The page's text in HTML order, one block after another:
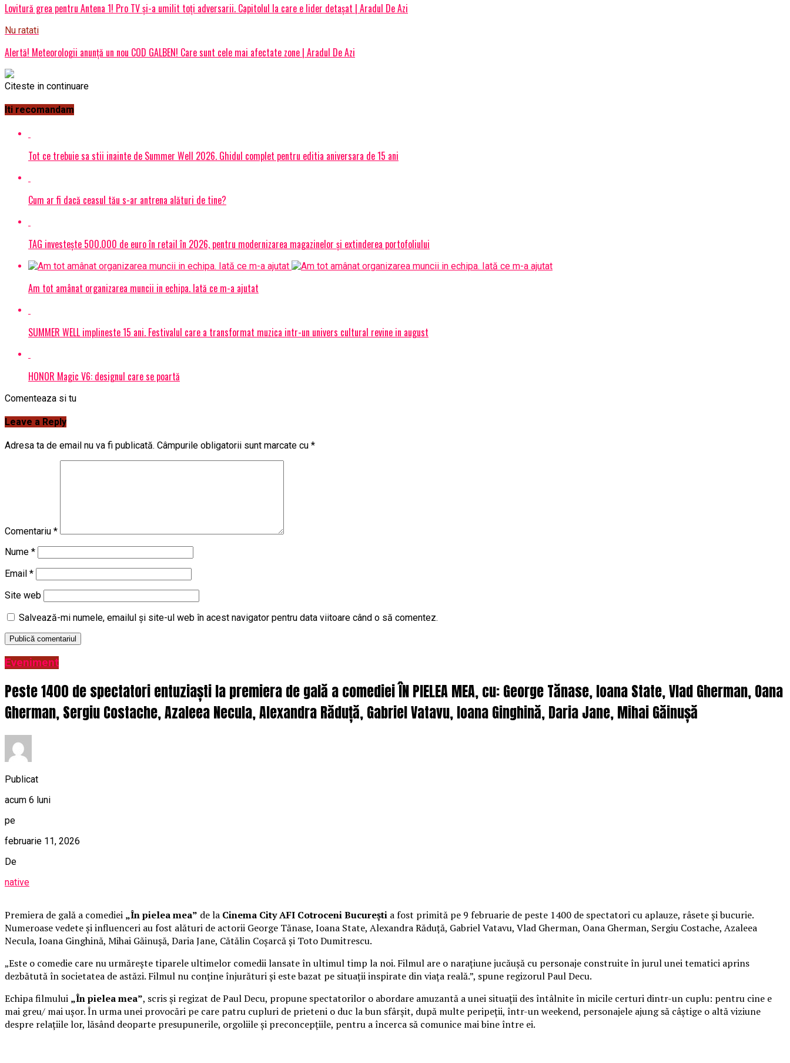
Lovitură grea pentru Antena 1! Pro TV și-a umilit toți adversarii. Capitolul la care e lider detașat | Aradul De Azi
Nu ratati
Alertă! Meteorologii anunță un nou COD GALBEN! Care sunt cele mai afectate zone | Aradul De Azi
Citeste in continuare
Iti recomandam
Tot ce trebuie sa stii inainte de Summer Well 2026. Ghidul complet pentru editia aniversara de 15 ani
Cum ar fi dacă ceasul tău s-ar antrena alături de tine?
TAG investește 500.000 de euro în retail în 2026, pentru modernizarea magazinelor și extinderea portofoliului
Am tot amânat organizarea muncii in echipa. Iată ce m-a ajutat
SUMMER WELL implineste 15 ani. Festivalul care a transformat muzica intr-un univers cultural revine in august
HONOR Magic V6: designul care se poartă
Comenteaza si tu
Leave a Reply
Adresa ta de email nu va fi publicată. Câmpurile obligatorii sunt marcate cu *
Comentariu *
Nume *
Email *
Site web
Salvează-mi numele, emailul și site-ul web în acest navigator pentru data viitoare când o să comentez.
Eveniment
Peste 1400 de spectatori entuziaști la premiera de gală a comediei ÎN PIELEA MEA, cu: George Tănase, Ioana State, Vlad Gherman, Oana
Gherman, Sergiu Costache, Azaleea Necula, Alexandra Răduță, Gabriel Vatavu, Ioana Ginghină, Daria Jane, Mihai Găinușă
Publicat
acum 6 luni
pe
februarie 11, 2026
De
native
Premiera de gală a comediei „În pielea mea” de la Cinema City AFI Cotroceni București a fost primită pe 9 februarie de peste 1400 de spectatori cu aplauze, râsete și bucurie.
Numeroase vedete și influenceri au fost alături de actorii George Tănase, Ioana State, Alexandra Răduță, Gabriel Vatavu, Vlad Gherman, Oana Gherman, Sergiu Costache, Azaleea
Necula, Ioana Ginghină, Mihai Găinușă, Daria Jane, Cătălin Coșarcă și Toto Dumitrescu.
„Este o comedie care nu urmărește tiparele ultimelor comedii lansate în ultimul timp la noi. Filmul are o narațiune jucăușă cu personaje construite în jurul unei tematici aprins
dezbătută în societatea de astăzi. Filmul nu conține înjurături și este bazat pe situații inspirate din viața reală.”, spune regizorul Paul Decu.
Echipa filmului „În pielea mea”, scris și regizat de Paul Decu, propune spectatorilor o abordare amuzantă a unei situații des întâlnite în micile certuri dintr-un cuplu: pentru cine e
mai greu/ mai ușor. În urma unei provocări pe care patru cupluri de prieteni o duc la bun sfârșit, după multe peripeții, într-un weekend, personajele ajung să câștige o altă viziune
despre relațiile lor, lăsând deoparte presupunerile, orgoliile și preconcepțiile, pentru a încerca să comunice mai bine între ei.